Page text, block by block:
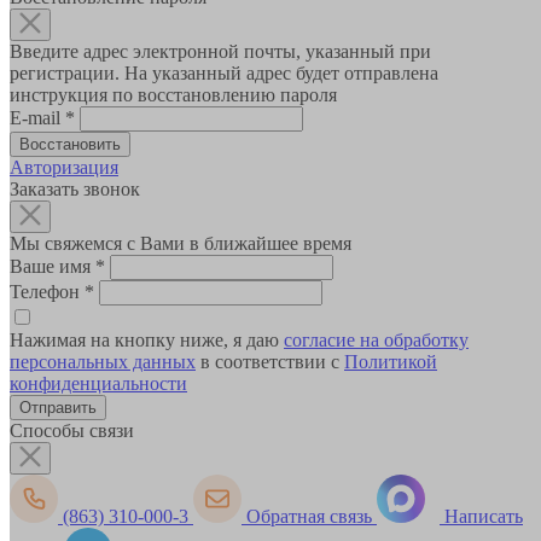
Введите адрес электронной почты, указанный при
регистрации. На указанный адрес будет отправлена
инструкция по восстановлению пароля
E-mail *
Авторизация
Заказать звонок
Мы свяжемся с Вами в ближайшее время
Ваше имя *
Телефон *
Нажимая на кнопку ниже, я даю согласие на обработку
персональных данных в соответствии с Политикой
конфиденциальности
Способы связи
(863) 310-000-3 Обратная связь Написать